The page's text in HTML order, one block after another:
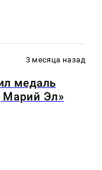
3 месяца назад
медаль
Марий Эл»